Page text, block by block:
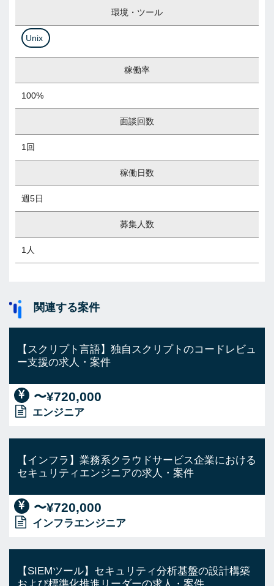
環境・ツール
Unix
稼働率
100%
面談回数
1回
稼働日数
週5日
募集人数
1人
関連する案件
【スクリプト言語】独自スクリプトのコードレビュ
ー支援の求人・案件
〜¥720,000
エンジニア
【インフラ】業務系クラウドサービス企業における
セキュリティエンジニアの求人・案件
〜¥720,000
インフラエンジニア
【SIEMツール】セキュリティ分析基盤の設計構築
および標準化推進リーダーの求人・案件